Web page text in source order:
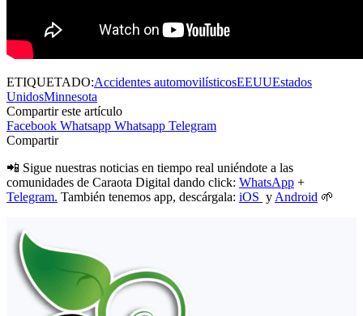
ETIQUETADO:Accidentes automovilísticosEEUUEstados
UnidosMinnesota
Compartir este artículo
Facebook Whatsapp Whatsapp Telegram
Compartir
📲 Sigue nuestras noticias en tiempo real uniéndote a las
comunidades de Caraota Digital dando click: WhatsApp +
Telegram. También tenemos app, descárgala: iOS y Android 🌱